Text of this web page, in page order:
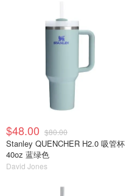
$48.00 $80.00
Stanley QUENCHER H2.0 吸管杯
40oz 蓝绿色
David Jones